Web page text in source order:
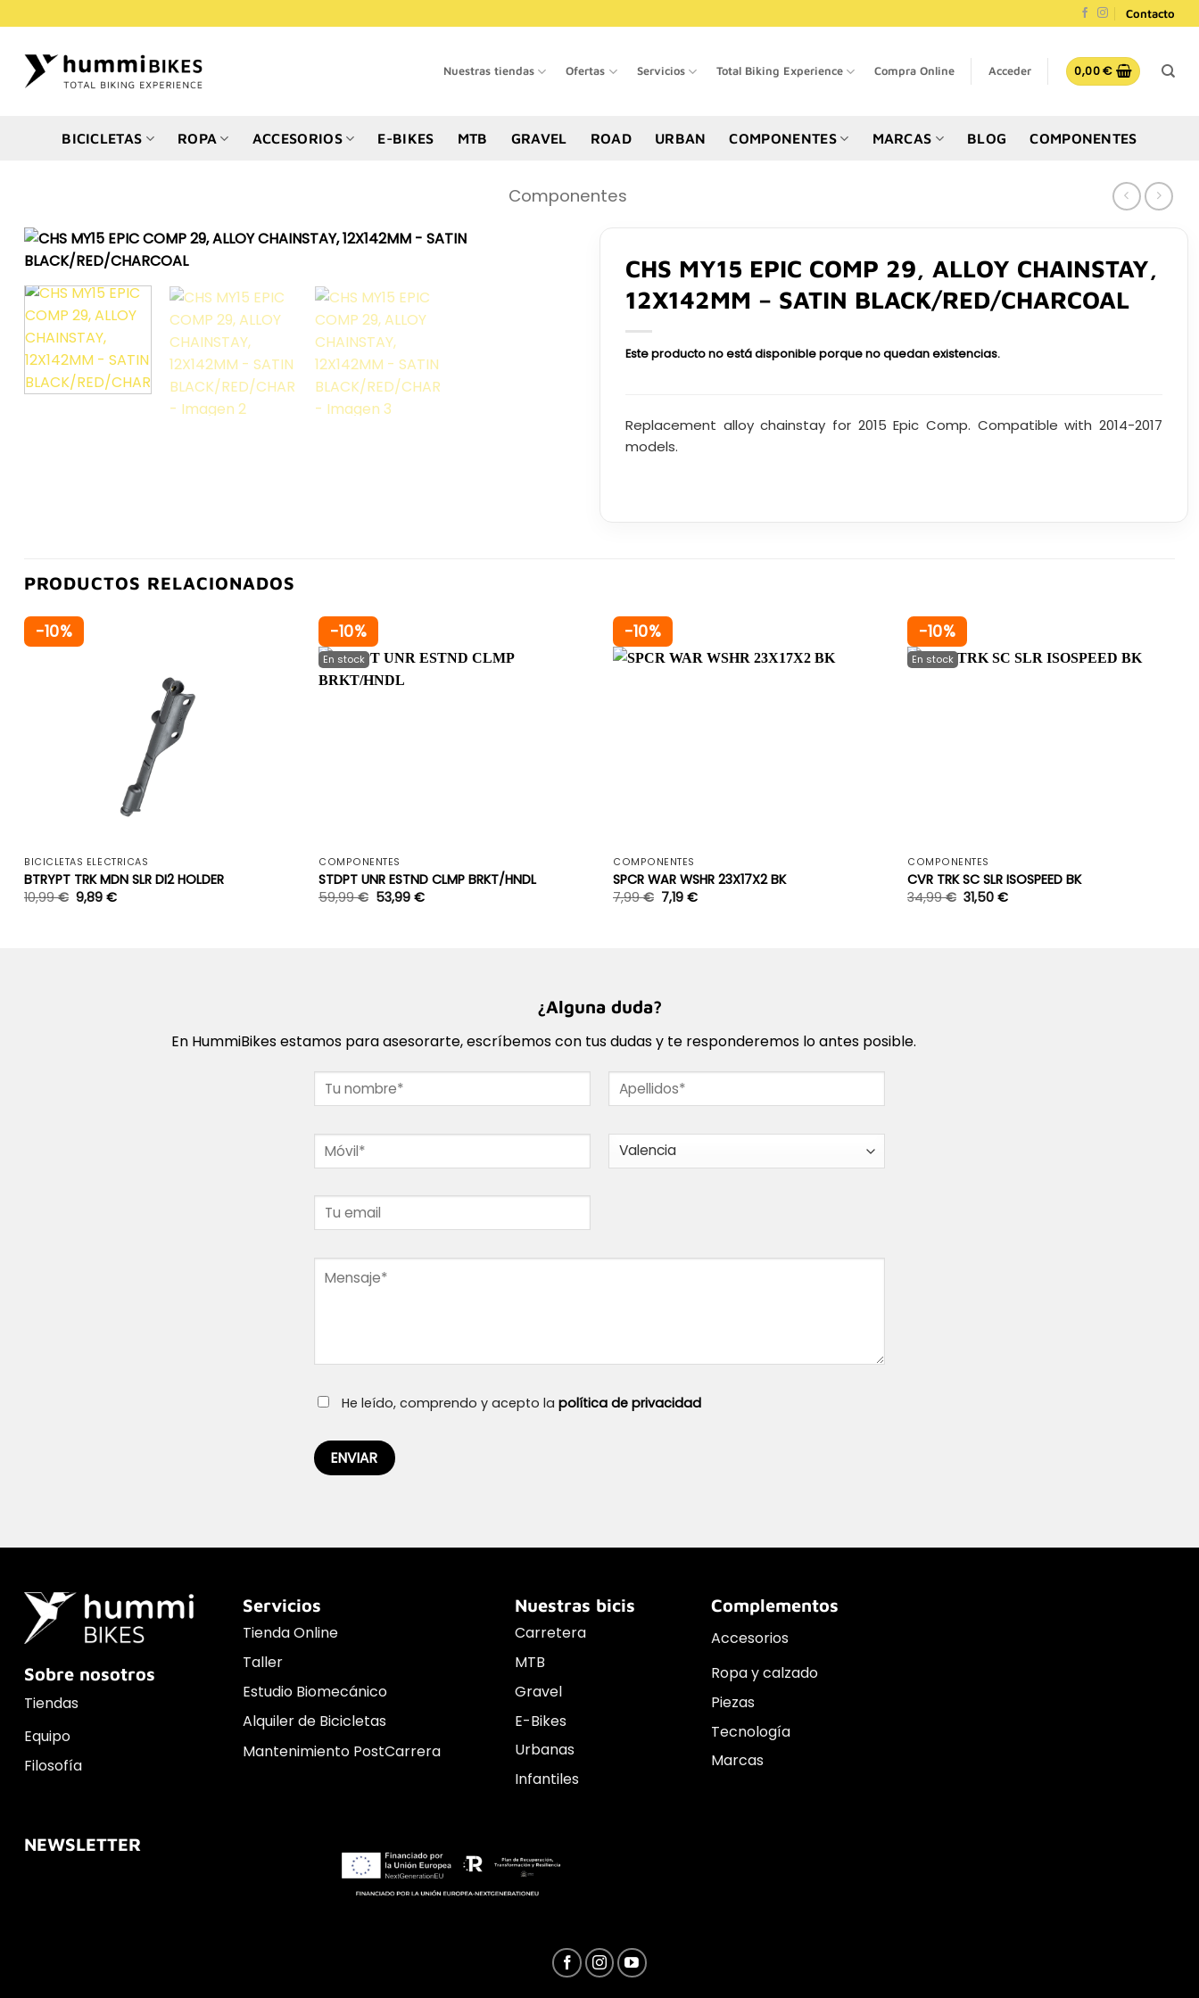
al
contenido
Contacto
Nuestras tiendas Ofertas Servicios Total Biking Experience Compra Online Acceder 0,00€
BICICLETAS ROPA ACCESORIOS E-BIKES MTB GRAVEL ROAD URBAN COMPONENTES MARCAS BLOG COMPONENTES
Componentes
CHS MY15 EPIC COMP 29, ALLOY CHAINSTAY,
12X142MM – SATIN BLACK/RED/CHARCOAL
Este producto no está disponible porque no quedan existencias.
Replacement alloy chainstay for 2015 Epic Comp. Compatible with 2014-2017
models.
PRODUCTOS RELACIONADOS
-10%
BICICLETAS ELÉCTRICAS
BTRYPT TRK MDN SLR DI2 HOLDER
10,99€ 9,89€
-10%
COMPONENTES
STDPT UNR ESTND CLMP BRKT/HNDL
59,99€ 53,99€
-10%
COMPONENTES
SPCR WAR WSHR 23X17X2 BK
7,99€ 7,19€
-10%
COMPONENTES
CVR TRK SC SLR ISOSPEED BK
34,99€ 31,50€
¿Alguna duda?
En HummiBikes estamos para asesorarte, escríbemos con tus dudas y te responderemos lo antes posible.
He leído, comprendo y acepto la política de privacidad
Sobre nosotros
Tiendas
Equipo
Filosofía
Servicios
Tienda Online
Taller
Estudio Biomecánico
Alquiler de Bicicletas
Mantenimiento PostCarrera
Nuestras bicis
Carretera
MTB
Gravel
E-Bikes
Urbanas
Infantiles
Complementos
Accesorios
Ropa y calzado
Piezas
Tecnología
Marcas
NEWSLETTER